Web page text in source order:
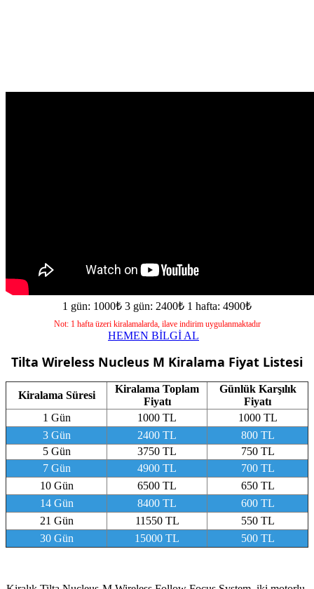
1 gün: 1000₺ 3 gün: 2400₺ 1 hafta: 4900₺
Not: 1 hafta üzeri kiralamalarda, ilave indirim uygulanmaktadır
HEMEN BİLGİ AL
Tilta Wireless Nucleus M Kiralama Fiyat Listesi
Kiralama Süresi
Kiralama Toplam
Fiyatı
Günlük Karşılık
Fiyatı
1 Gün
1000 TL
1000 TL
3 Gün
2400 TL
800 TL
5 Gün
3750 TL
750 TL
7 Gün
4900 TL
700 TL
10 Gün
6500 TL
650 TL
14 Gün
8400 TL
600 TL
21 Gün
11550 TL
550 TL
30 Gün
15000 TL 500 TL